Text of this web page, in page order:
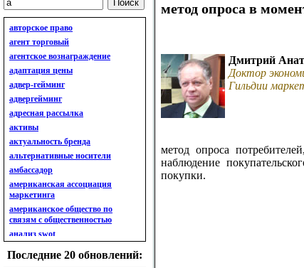
авторское право
агент торговый
агентское вознаграждение
адаптация цены
адвер-гейминг
адвергейминг
адресная рассылка
активы
актуальность бренда
альтернативные носители
амбассадор
американская ассоциация
маркетинга
американское общество по
связям с общественностью
анализ swot
анализ бизнес-портфеля
Последние 20 обновлений:
метод опроса в
Дмитрий
Доктор
Гильдии
метод опроса
наблюдение
покупки.